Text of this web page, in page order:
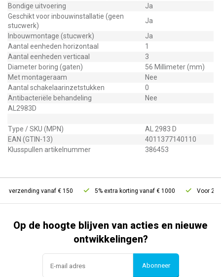
Bondige uitvoering
Ja
Geschikt voor inbouwinstallatie (geen
stucwerk)
Ja
Inbouwmontage (stucwerk)
Ja
Aantal eenheden horizontaal
1
Aantal eenheden verticaal
3
Diameter boring (gaten)
56 Millimeter (mm)
Met montageraam
Nee
Aantal schakelaarinzetstukken
0
Antibacteriële behandeling
Nee
AL2983D
Type / SKU (MPN)
AL 2983 D
EAN (GTIN-13)
4011377140110
Klusspullen artikelnummer
386453
verzending vanaf € 150 5% extra korting vanaf € 1000 Voor 21u
Op de hoogte blijven van acties en nieuwe
ontwikkelingen?
Abonneer